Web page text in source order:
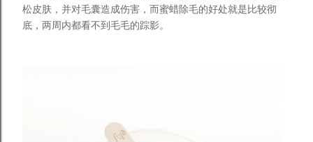
松皮肤，并对毛囊造成伤害，而蜜蜡除毛的好处就是比较彻
底，两周内都看不到毛毛的踪影。